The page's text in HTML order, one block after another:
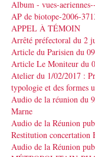
Album - vues-
AP de biotope-2006-
APPEL À TÉMOIN
Arrêté préfectoral du 2
Article du Parisien du
Article Le Moniteur du
Atelier du 1/02/2017 :
typologie et des formes
Audio de la réunion du
Marne
Audio de la Réunion
Restitution concertation
Audio de la Réunion